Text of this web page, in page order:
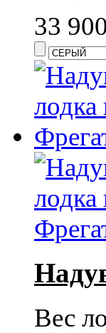
33 900
Вес